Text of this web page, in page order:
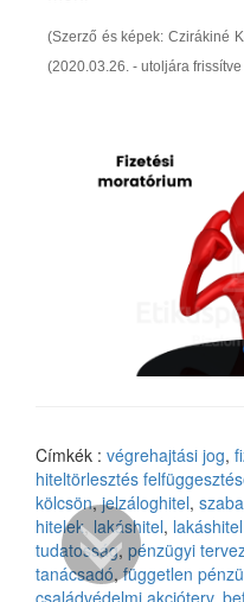
(Szerző és képek: Czirákiné
(2020.03.26. - utoljára
Címkék : végrehajtási jog,
hiteltörlesztés
kölcsön,jelzáloghitel,
hitelek, lakáshitel,
tudatosság, pénzügyi
tanácsadó,független
családvédelmi akcióterv,